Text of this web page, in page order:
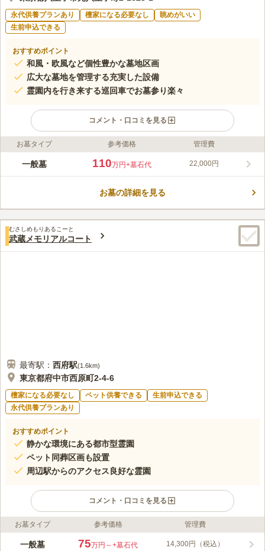
永代供養プランあり 檀家になる必要なし
眺めがいい
生前申込できる
おすすめポイント
和風・欧風など個性豊かな墓地区画
広大な墓地を管理する充実した設備
霊園内を行き来する巡回車でお墓参り楽々
コメント・口コミを見る
ライフドット編集部のコメント
東京霊園は1965年に開園し、50年以上の歴史がある名門霊園で
ケーションにあります。 八王子の丘陵に広がる広大な敷地内
動することが可能です。 区画は、一般墓所の他、京都の庭園を
想起させる「もみじ苑」や高級ガーデニング庭園のような「欧風
墓域」、2020年10月に誕生した「グリーンガーデン」などバリ
口コミ評価
みんなの評価
霊園近くにホームセンターがあるし、花屋が何軒かあるので、お
お墓タイプ 参考価格 管理費
一般墓 110万円+墓石代 22,000円
お墓の詳細を見る
むさしめもりあるこーと
武蔵メモリアルコート
最寄駅： 西府駅(1.6km)
東京都府中市西原町2-4-6
檀家になる必要なし ペット供養できる
生前申込できる
永代供養プランあり
おすすめポイント
静かな環境にある都市型霊園
ペット同葬区画も設置
周辺駅からのアクセス良好な霊園
コメント・口コミを見る
ライフドット編集部のコメント
JR「北府中駅」・「西府駅」・「保谷駅」より車で約5分、最寄
お墓タイプ 参考価格 管理費
一般墓 75万円～+墓石代 14,300円（税込）